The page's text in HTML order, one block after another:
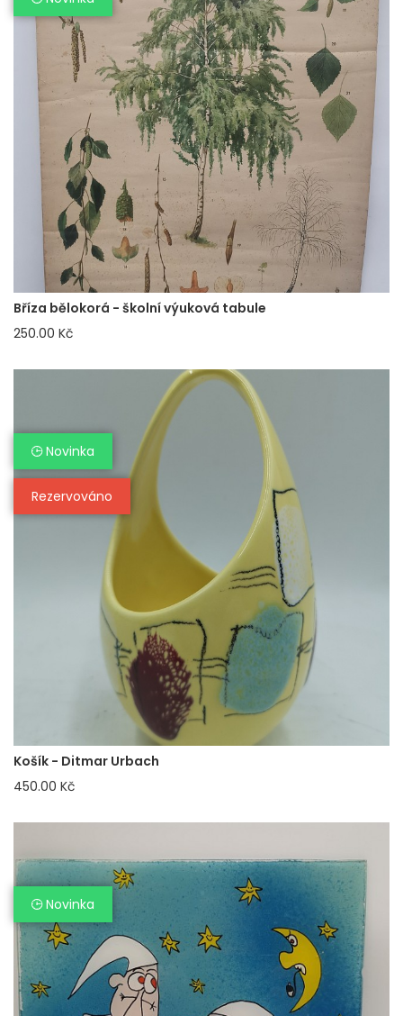
Bříza bělokorá - školní výuková tabule
250.00 Kč
Košík - Ditmar Urbach
Novinka
Rezervováno
450.00 Kč
Novinka